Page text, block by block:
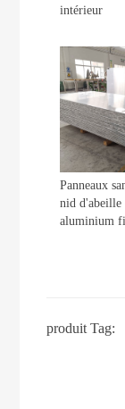
intérieur
Panneaux
nid d'abeille
aluminium
produit Tag: